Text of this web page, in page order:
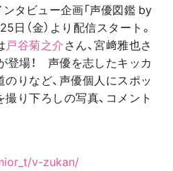
タビュー企画「声優図鑑 by
日（金）より配信スタート。
戸谷菊之介さん、宮﨑雅也さ
登場！ 声優を志したキッカ
りなど、声優個人にスポッ
り下ろしの写真、コメント
v-zukan/